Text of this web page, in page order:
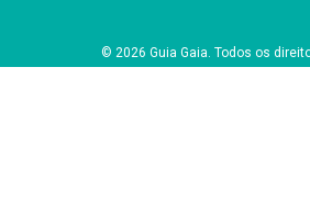
© 2026 Guia Gaia. Todos os